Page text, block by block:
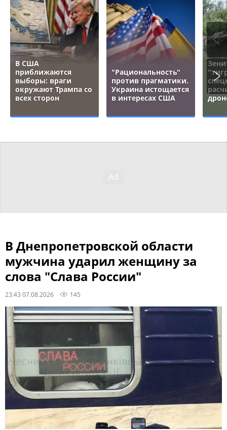
В США
приближаются
выборы: враги
окружают Трампа со
всех сторон
"Рациональность"
против прагматики.
Украина истощается
в интересах США
В Днепропетровской области
мужчина ударил женщину за
слова "Слава России"
23:43 07.08.2026 145